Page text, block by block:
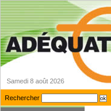
Samedi 8 août 2026
Rechercher